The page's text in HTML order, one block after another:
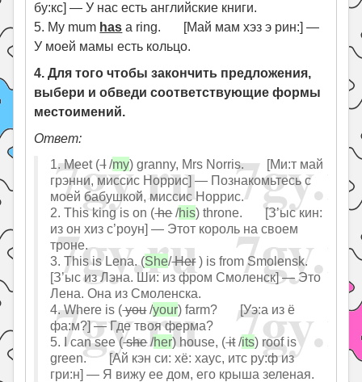
бу:кс] — У нас есть английские книги.
5. My mum has a ring. [Май мам хэз э рин:] —
У моей мамы есть кольцо.
4. Для того чтобы закончить предложения,
выбери и обведи соответствующие формы
местоимений.
Ответ:
1. Meet (I/my) granny, Mrs Norris. [Ми:т май
грэнни, миссис Норрис] — Познакомьтесь с
моей бабушкой, миссис Норрис.
2. This king is on (he/his) throne. [З’ыс кин:
из он хиз с’роун] — Этот король на своем
троне.
3. This is Lena. (She/Her) is from Smolensk.
[З’ыс из Лэна. Ши: из фром Смоленск] — Это
Лена. Она из Смоленска.
4. Where is (you/your) farm? [Уэ:а из ё
фа:м?] — Где твоя ферма?
5. I can see (she/her) house, (it/its) roof is
green. [Ай кэн си: хё: хаус, итс ру:ф из
гри:н] — Я вижу ее дом, его крыша зеленая.